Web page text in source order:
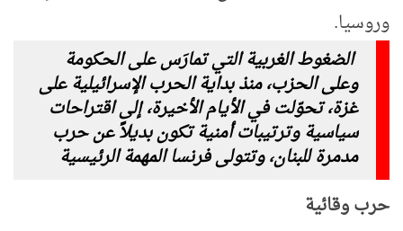
وروسيا.
الضغوط الغربية التي تمارَس على الحكومة
وعلى الحزب، منذ بداية الحرب الإسرائيلية على
غزة، تحوّلت في الأيام الأخيرة، إلى اقتراحات
سياسية وترتيبات أمنية تكون بديلاً عن حرب
مدمرة للبنان، وتتولى فرنسا المهمة الرئيسية
حرب وقائية